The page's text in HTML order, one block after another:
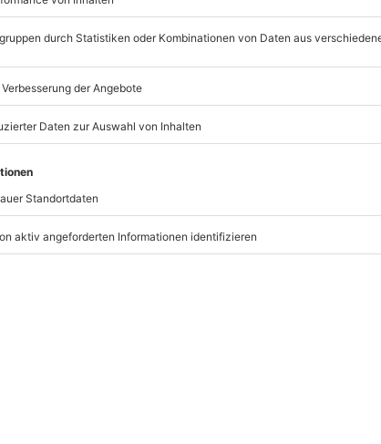
Mehl bestäuben.
Zucker, Vanillezucker und Salz nach und nach
höchster Stufe rühren.
mit der Milch zur Masse dazugeben und
entweicht die eingerührte Luft).
füllen und im heißen Ofen bei 180 Grad auf
auskühlen lassen, bis Du es vorsichtig aus der Form